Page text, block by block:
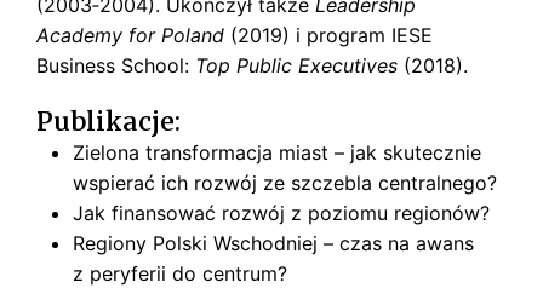
(2003‑2004). Ukończył także Leadership
Academy for Poland (2019) i program IESE
Business School: Top Public Executives (2018).
Publikacje:
Zielona transformacja miast – jak skutecznie
wspierać ich rozwój ze szczebla centralnego?
Jak finansować rozwój z poziomu regionów?
Regiony Polski Wschodniej – czas na awans
z peryferii do centrum?